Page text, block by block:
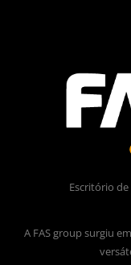
Escritório
A FAS group surgiu